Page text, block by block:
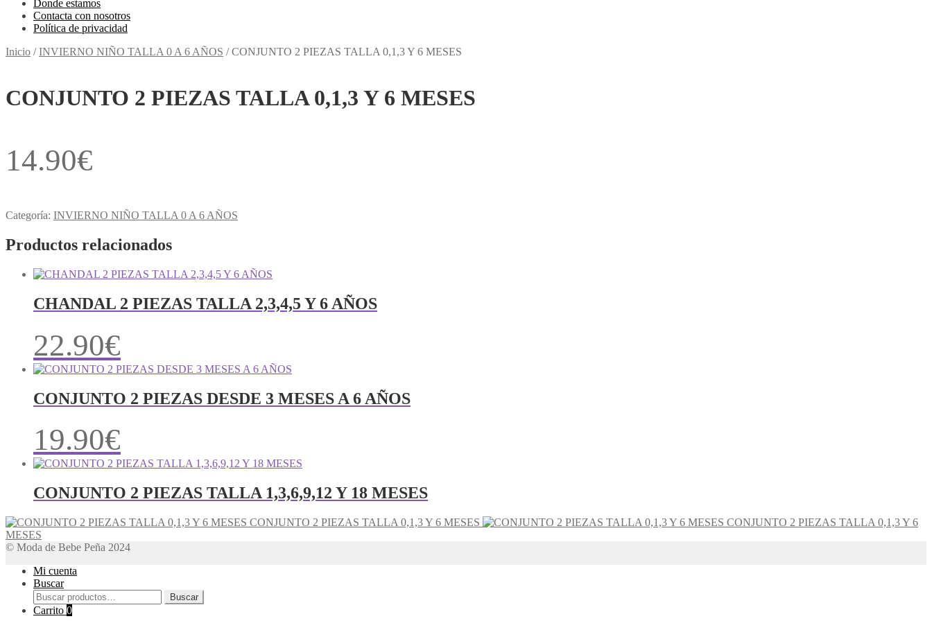
Donde estamos
Contacta con nosotros
Política de privacidad
Inicio /INVIERNO NIÑO TALLA 0 A 6 AÑOS /CONJUNTO 2 PIEZAS TALLA 0,1,3 Y 6 MESES
CONJUNTO 2 PIEZAS TALLA 0,1,3 Y 6 MESES
14.90€
Categoría: INVIERNO NIÑO TALLA 0 A 6 AÑOS
Productos relacionados
CHANDAL 2 PIEZAS TALLA 2,3,4,5 Y 6 AÑOS
22.90€
CONJUNTO 2 PIEZAS DESDE 3 MESES A 6 AÑOS
19.90€
CONJUNTO 2 PIEZAS TALLA 1,3,6,9,12 Y 18 MESES
CONJUNTO 2 PIEZAS TALLA 0,1,3 Y 6 MESES
CONJUNTO 2 PIEZAS TALLA 0,1,3 Y 6
MESES
© Moda de Bebe Peña 2024
Mi cuenta
Buscar
Buscar
por:
Buscar
Carrito 0